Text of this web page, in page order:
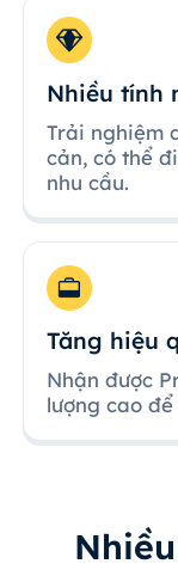
Nhiều tính
Trải nghiệm
cản, có thể
nhu cầu.
Tăng hiệu
Nhận được
lượng cao